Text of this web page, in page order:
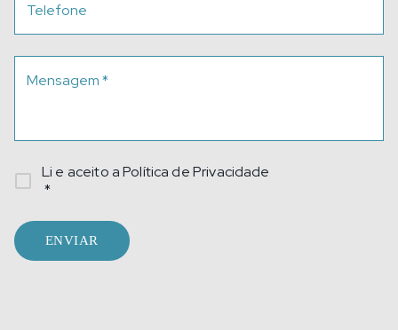
Telefone
Mensagem *
Li e aceito aPolítica de Privacidade
*
ENVIAR